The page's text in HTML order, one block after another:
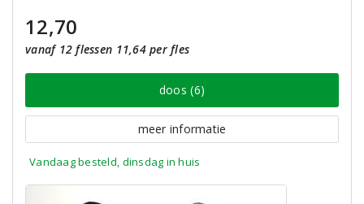
12,70
vanaf 12 flessen 11,64 per fles
doos (6)
meer informatie
Vandaag besteld, dinsdag in huis